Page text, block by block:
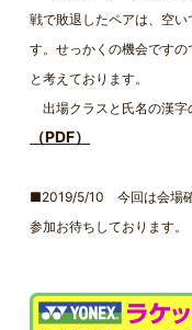
戦で敗退したペアは、空
す。せっかくの機会です
と考えております。
出場クラスと氏名の漢
（PDF）
■2019/5/10 今回は会場確
参加お待ちしております。